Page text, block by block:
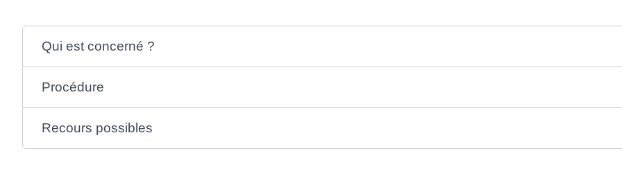
Qui est concerné ?
Procédure
Recours possibles